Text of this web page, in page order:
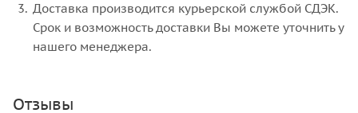
Доставка производится курьерской службой СДЭК.
Срок и возможность доставки Вы можете уточнить у
нашего менеджера.
Отзывы